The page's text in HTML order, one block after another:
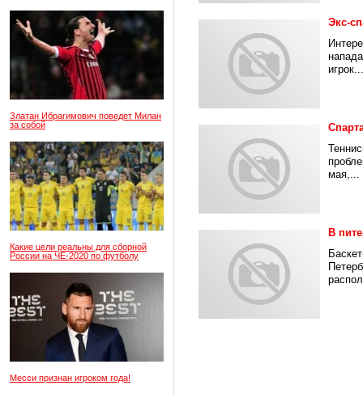
Златан Ибрагимович поведет Милан
за собой
Какие цели реальны для сборной
России на ЧЕ-2020 по футболу
Месси признан игроком года!
Экс-
игрок...
мая,...
В